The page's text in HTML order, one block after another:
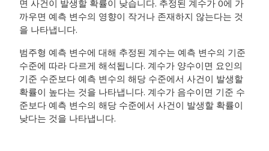
면 사건이 발생할 확률이 낮습니다. 추정된 계수가 0에 가
까우면 예측 변수의 영향이 작거나 존재하지 않는다는 것
을 나타냅니다.
범주형 예측 변수에 대해 추정된 계수는 예측 변수의 기준
수준에 따라 다르게 해석됩니다. 계수가 양수이면 요인의
기준 수준보다 예측 변수의 해당 수준에서 사건이 발생할
확률이 높다는 것을 나타냅니다. 계수가 음수이면 기준 수
준보다 예측 변수의 해당 수준에서 사건이 발생할 확률이
낮다는 것을 나타냅니다.